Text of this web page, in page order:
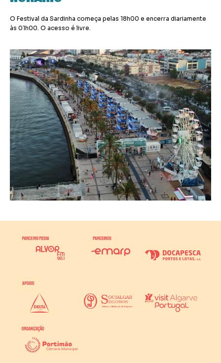
O Festival da Sardinha começa pelas 18h00 e encerra diariamente
às 01h00. O acesso é livre.